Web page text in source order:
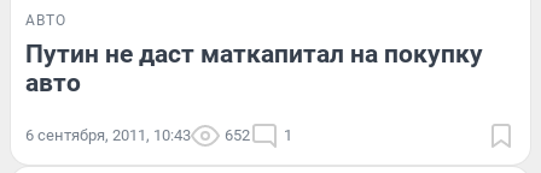
АВТО
Путин не даст маткапитал на покупку
авто
6 сентября, 2011, 10:43 652 1